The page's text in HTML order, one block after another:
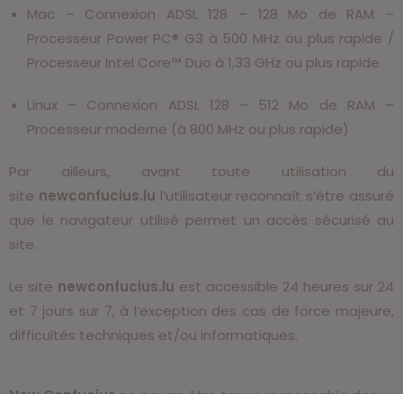
Mac – Connexion ADSL 128 – 128 Mo de RAM –
Processeur Power PC® G3 à 500 MHz ou plus rapide /
Processeur Intel Core™ Duo à 1,33 GHz ou plus rapide
Linux – Connexion ADSL 128 – 512 Mo de RAM –
Processeur moderne (à 800 MHz ou plus rapide)
Par ailleurs, avant toute utilisation du
site newconfucius.lu l’utilisateur reconnaît s’être assuré
que le navigateur utilisé permet un accès sécurisé au
site.
Le site newconfucius.lu est accessible 24 heures sur 24
et 7 jours sur 7, à l’exception des cas de force majeure,
difficultés techniques et/ou informatiques.